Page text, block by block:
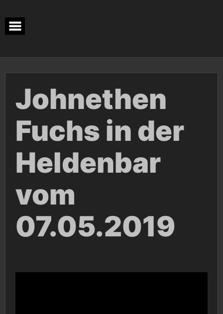
Johnethen
Fuchs in der
Heldenbar
vom
07.05.2019